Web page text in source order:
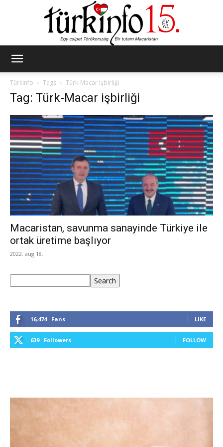
Türkinfo
Tags Türk-Macar işbirliği
Tag: Türk-Macar işbirliği
Macaristan, savunma sanayinde Türkiye ile
ortak üretime başlıyor
2022. aug 18.
Search
16,474 Fans LIKE
639 Followers FOLLOW